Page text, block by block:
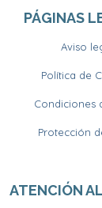
PÁGINAS
Aviso
Política de
Condiciones
Protección
ATENCIÓN